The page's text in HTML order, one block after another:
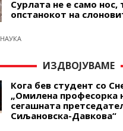
Сурлата не е само нос,
опстанокот на
НАУКА
ИЗДВОЈУВАМЕ
Кога бев студент со
„Омилена професорка
сегашната
Сиљановска-Давкова“